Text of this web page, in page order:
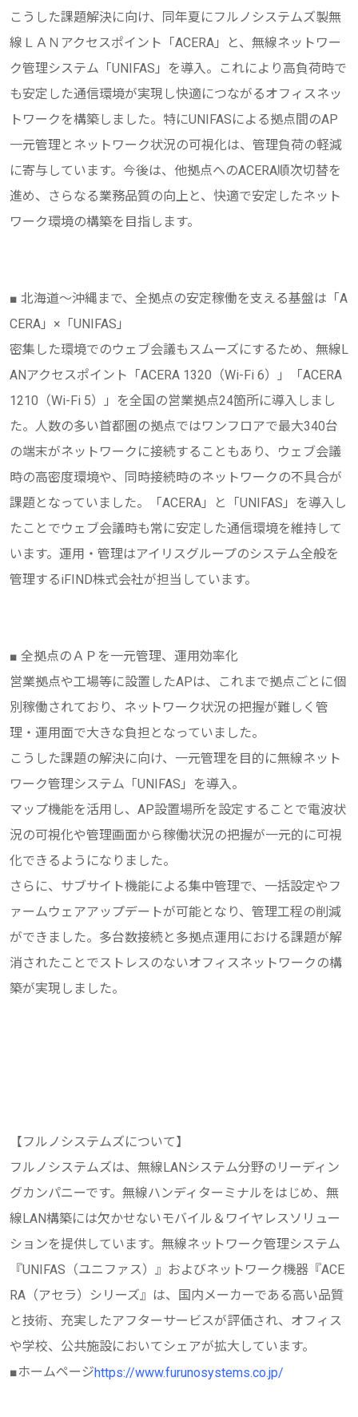
こうした課題解決に向け、同年夏にフルノシステムズ製無
線ＬＡＮアクセスポイント「ACERA」と、無線ネットワー
ク管理システム「UNIFAS」を導入。これにより高負荷時で
も安定した通信環境が実現し快適につながるオフィスネッ
トワークを構築しました。特にUNIFASによる拠点間のAP
一元管理とネットワーク状況の可視化は、管理負荷の軽減
に寄与しています。今後は、他拠点へのACERA順次切替を
進め、さらなる業務品質の向上と、快適で安定したネット
ワーク環境の構築を目指します。
■ 北海道～沖縄まで、全拠点の安定稼働を支える基盤は「A
CERA」×「UNIFAS」
密集した環境でのウェブ会議もスムーズにするため、無線L
ANアクセスポイント「ACERA 1320（Wi-Fi 6）」「ACERA
1210（Wi-Fi 5）」を全国の営業拠点24箇所に導入しまし
た。人数の多い首都圏の拠点ではワンフロアで最大340台
の端末がネットワークに接続することもあり、ウェブ会議
時の高密度環境や、同時接続時のネットワークの不具合が
課題となっていました。「ACERA」と「UNIFAS」を導入し
たことでウェブ会議時も常に安定した通信環境を維持して
います。運用・管理はアイリスグループのシステム全般を
管理するiFIND株式会社が担当しています。
■ 全拠点のＡＰを一元管理、運用効率化
営業拠点や工場等に設置したAPは、これまで拠点ごとに個
別稼働されており、ネットワーク状況の把握が難しく管
理・運用面で大きな負担となっていました。
こうした課題の解決に向け、一元管理を目的に無線ネット
ワーク管理システム「UNIFAS」を導入。
マップ機能を活用し、AP設置場所を設定することで電波状
況の可視化や管理画面から稼働状況の把握が一元的に可視
化できるようになりました。
さらに、サブサイト機能による集中管理で、一括設定やフ
ァームウェアアップデートが可能となり、管理工程の削減
ができました。多台数接続と多拠点運用における課題が解
消されたことでストレスのないオフィスネットワークの構
築が実現しました。
【フルノシステムズについて】
フルノシステムズは、無線LANシステム分野のリーディン
グカンパニーです。無線ハンディターミナルをはじめ、無
線LAN構築には欠かせないモバイル＆ワイヤレスソリュー
ションを提供しています。無線ネットワーク管理システム
『UNIFAS（ユニファス）』およびネットワーク機器『ACE
RA（アセラ）シリーズ』は、国内メーカーである高い品質
と技術、充実したアフターサービスが評価され、オフィス
や学校、公共施設においてシェアが拡大しています。
■ホームページhttps://www.furunosystems.co.jp/